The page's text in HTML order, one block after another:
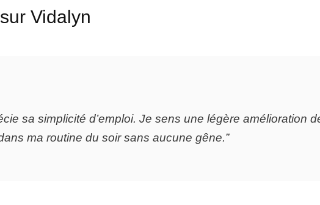
Vidalyn
sa simplicité d’emploi. Je sens une légère amélioration
ma routine du soir sans aucune gêne.”